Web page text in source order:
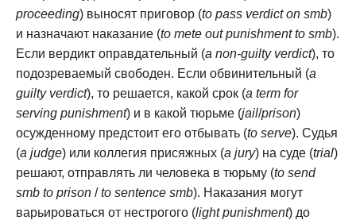
proceeding) выносят приговор (to pass verdict on smb)
и назначают наказание (to mete out punishment to smb).
Если вердикт оправдательный (a non-guilty verdict), то
подозреваемый свободен. Если обвинительный (a
guilty verdict), то решается, какой срок (a term for
serving punishment) и в какой тюрьме (jail/prison)
осужденному предстоит его отбывать (to serve). Судья
(a judge) или коллегия присяжных (a jury) на суде (trial)
решают, отправлять ли человека в тюрьму (to send
smb to prison /to sentence smb). Наказания могут
варьироваться от нестрогого (light punishment) до